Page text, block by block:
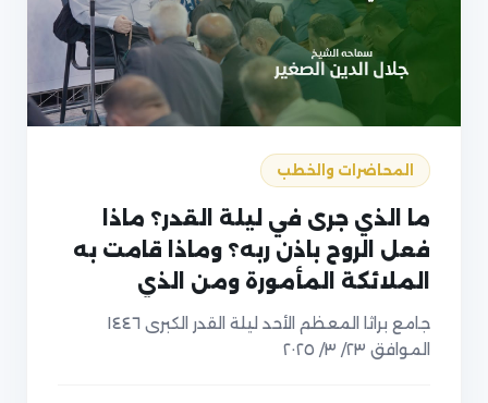
المحاضرات والخطب
ما الذي جرى في ليلة القدر؟ ماذا
فعل الروح باذن ربه؟ وماذا قامت به
الملائكة المأمورة ومن الذي
سيأمرها
جامع براثا المعظم الأحد ليلة القدر الكبرى ١٤٤٦
الموافق ٢٣/ ٣/ ٢٠٢٥